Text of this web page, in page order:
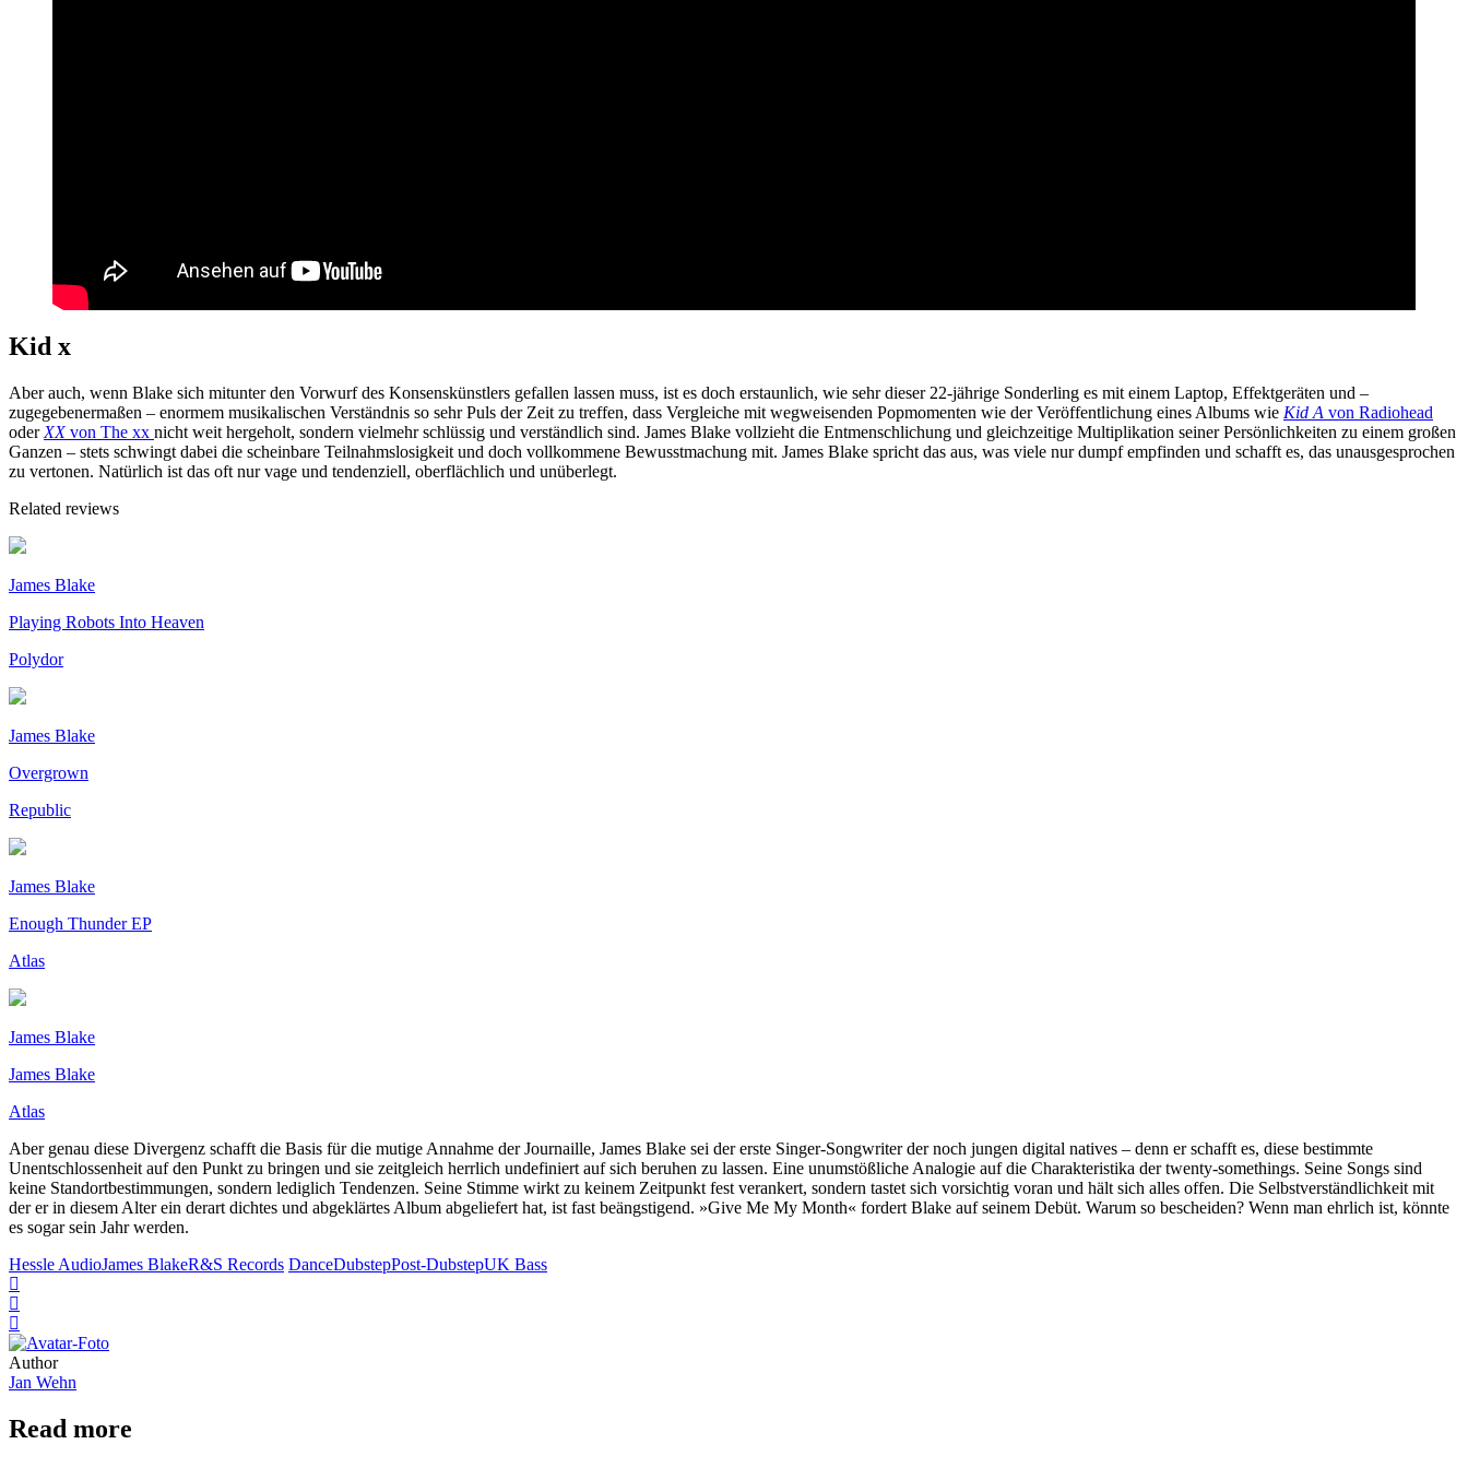
Kid x
Aber auch, wenn Blake sich mitunter den Vorwurf des Konsenskünstlers gefallen lassen muss, ist es doch erstaunlich, wie sehr dieser 22-jährige Sonderling es mit einem Laptop, Effektgeräten und –
zugegebenermaßen – enormem musikalischen Verständnis so sehr Puls der Zeit zu treffen, dass Vergleiche mit wegweisenden Popmomenten wie der Veröffentlichung eines Albums wie Kid A von Radiohead
oder XXvon The xx nicht weit hergeholt, sondern vielmehr schlüssig und verständlich sind. James Blake vollzieht die Entmenschlichung und gleichzeitige Multiplikation seiner Persönlichkeiten zu einem großen
Ganzen – stets schwingt dabei die scheinbare Teilnahmslosigkeit und doch vollkommene Bewusstmachung mit. James Blake spricht das aus, was viele nur dumpf empfinden und schafft es, das unausgesprochen
zu vertonen. Natürlich ist das oft nur vage und tendenziell, oberflächlich und unüberlegt.
Related reviews
James Blake
Playing Robots Into Heaven
Polydor
James Blake
Overgrown
Republic
James Blake
Enough Thunder EP
Atlas
James Blake
James Blake
Atlas
Aber genau diese Divergenz schafft die Basis für die mutige Annahme der Journaille, James Blake sei der erste Singer-Songwriter der noch jungen digital natives – denn er schafft es, diese bestimmte
Unentschlossenheit auf den Punkt zu bringen und sie zeitgleich herrlich undefiniert auf sich beruhen zu lassen. Eine unumstößliche Analogie auf die Charakteristika der twenty-somethings. Seine Songs sind
keine Standortbestimmungen, sondern lediglich Tendenzen. Seine Stimme wirkt zu keinem Zeitpunkt fest verankert, sondern tastet sich vorsichtig voran und hält sich alles offen. Die Selbstverständlichkeit mit
der er in diesem Alter ein derart dichtes und abgeklärtes Album abgeliefert hat, ist fast beängstigend. »Give Me My Month« fordert Blake auf seinem Debüt. Warum so bescheiden? Wenn man ehrlich ist, könnte
es sogar sein Jahr werden.
Hessle AudioJames BlakeR&S Records DanceDubstepPost-DubstepUK Bass
Author
Jan Wehn
Read more